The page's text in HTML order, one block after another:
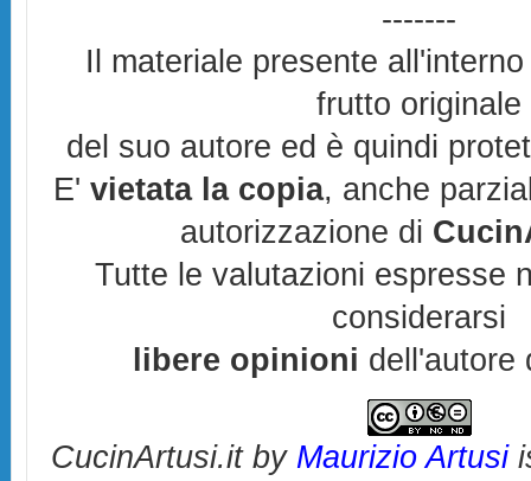
-------
Il materiale presente
frutto originale
del suo autore ed è quindi
E'vietata la copia, anche
autorizzazione di
Tutte le valutazioni espresse
considerarsi
libere opinioni dell'autore
CucinArtusi.itby Maurizio Artusi